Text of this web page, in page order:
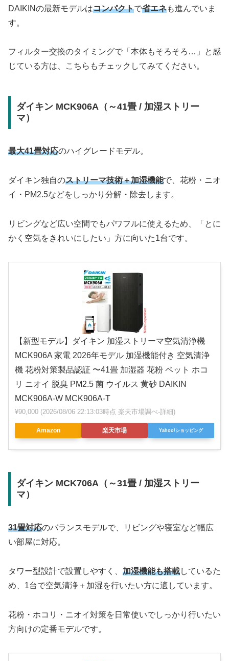
DAIKINの最新モデルはコンパクトで省エネも進んでいま
す。
フィルター交換のタイミングで「本体もそろそろ…」と感
じている方は、こちらもチェックしてみてください。
ダイキン MCK906A（～41畳 / 加湿ストリー
マ）
最大41畳対応のハイグレードモデル。
ダイキン独自のストリーマ技術＋加湿機能で、花粉・ニオ
イ・PM2.5などをしっかり分解・除去します。
リビングなど広い空間でもパワフルに使えるため、「とに
かく空気をきれいにしたい」方に向いた1台です。
【新型モデル】ダイキン 加湿ストリーマ空気清浄機
MCK906A 家電 2026年モデル 加湿機能付き 空気清浄
機 花粉対策製品認証 〜41畳 加湿器 花粉 ペット ホコ
リ ニオイ 脱臭 PM2.5 菌 ウイルス 黄砂 DAIKIN
MCK906A-W MCK906A-T
¥90,000 (2026/08/06 22:13:03時点 楽天市場調べ-詳細)
Amazon 楽天市場 Yahoo!ショッピング
ダイキン MCK706A（～31畳 / 加湿ストリー
マ）
31畳対応のバランスモデルで、リビングや寝室など幅広
い部屋に対応。
タワー型設計で設置しやすく、 加湿機能も搭載しているた
め、1台で空気清浄＋加湿を行いたい方に適しています。
花粉・ホコリ・ニオイ対策を日常使いでしっかり行いたい
方向けの定番モデルです。